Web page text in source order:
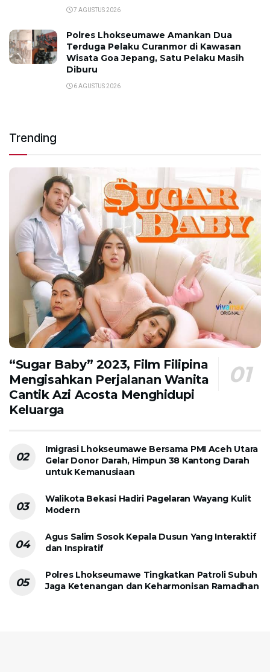
7 AGUSTUS 2026
Polres Lhokseumawe Amankan Dua
Terduga Pelaku Curanmor di Kawasan
Wisata Goa Jepang, Satu Pelaku Masih
Diburu
6 AGUSTUS 2026
Trending
“Sugar Baby” 2023, Film Filipina
Mengisahkan Perjalanan Wanita
Cantik Azi Acosta Menghidupi
Keluarga
Imigrasi Lhokseumawe Bersama PMI Aceh Utara
Gelar Donor Darah, Himpun 38 Kantong Darah
untuk Kemanusiaan
Walikota Bekasi Hadiri Pagelaran Wayang Kulit
Modern
Agus Salim Sosok Kepala Dusun Yang Interaktif
dan Inspiratif
Polres Lhokseumawe Tingkatkan Patroli Subuh
Jaga Ketenangan dan Keharmonisan Ramadhan